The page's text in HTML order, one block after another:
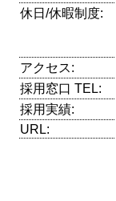
休日/休暇制度:
アクセス:
採用窓口 TEL:
採用実績:
URL: